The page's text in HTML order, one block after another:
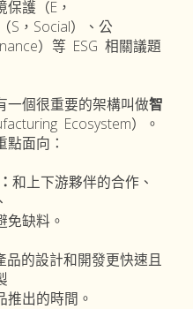
（E，
S，Social）、公
）等 ESG 相關議題
個很重要的架構叫做智
Ecosystem）。
面向：
和上下游夥伴的合作、
缺料。
品的設計和開發更快速且
的時間。